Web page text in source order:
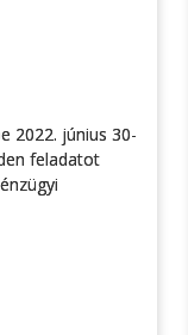
2022. június 30-
feladatot